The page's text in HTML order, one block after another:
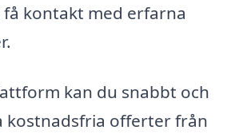
kontakt med erfarna
kan du snabbt och
kostnadsfria offerter från